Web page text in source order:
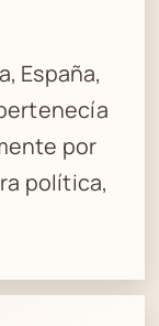
España,
por
política,